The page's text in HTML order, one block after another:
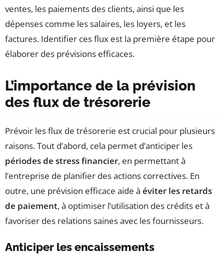
ventes, les paiements des clients, ainsi que les
dépenses comme les salaires, les loyers, et les
factures. Identifier ces flux est la première étape pour
élaborer des prévisions efficaces.
L’importance de la prévision
des flux de trésorerie
Prévoir les flux de trésorerie est crucial pour plusieurs
raisons. Tout d’abord, cela permet d’anticiper les
périodes de stress financier, en permettant à
l’entreprise de planifier des actions correctives. En
outre, une prévision efficace aide à éviter les retards
de paiement, à optimiser l’utilisation des crédits et à
favoriser des relations saines avec les fournisseurs.
Anticiper les encaissements